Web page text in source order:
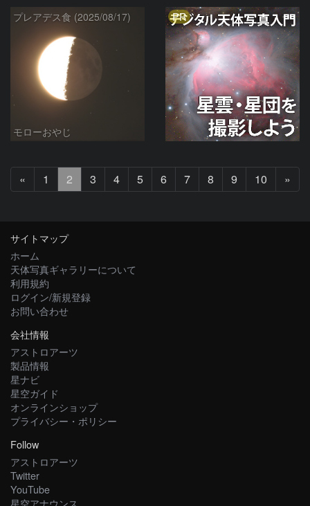
プレアデス食 (2025/08/17)
モローおやじ
PR
«
へ
1 2 3 4 5 6 7 8 9 10 »
へ
サイトマップ
ホーム
天体写真ギャラリーについて
利用規約
ログイン/新規登録
お問い合わせ
会社情報
アストロアーツ
製品情報
星ナビ
星空ガイド
オンラインショップ
プライバシー・ポリシー
Follow
アストロアーツ
Twitter
YouTube
星空アナウンス